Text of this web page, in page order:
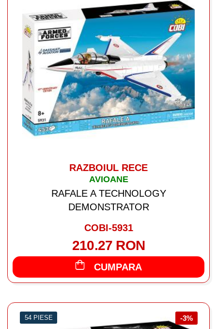
RAZBOIUL RECE
AVIOANE
RAFALE A TECHNOLOGY
DEMONSTRATOR
COBI-5931
210.27 RON
CUMPARA
-3%
54 PIESE